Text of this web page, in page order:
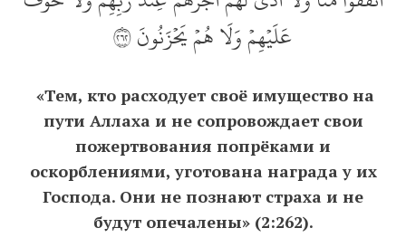
عَلَيۡهِمۡ وَلَا هُمۡ يَحۡزَنُونَ ٢٦٢
«Тем, кто расходует своё имущество на
пути Аллаха и не сопровождает свои
пожертвования попрёками и
оскорблениями, уготована награда у их
Господа. Они не познают страха и не
будут опечалены» (2:262).